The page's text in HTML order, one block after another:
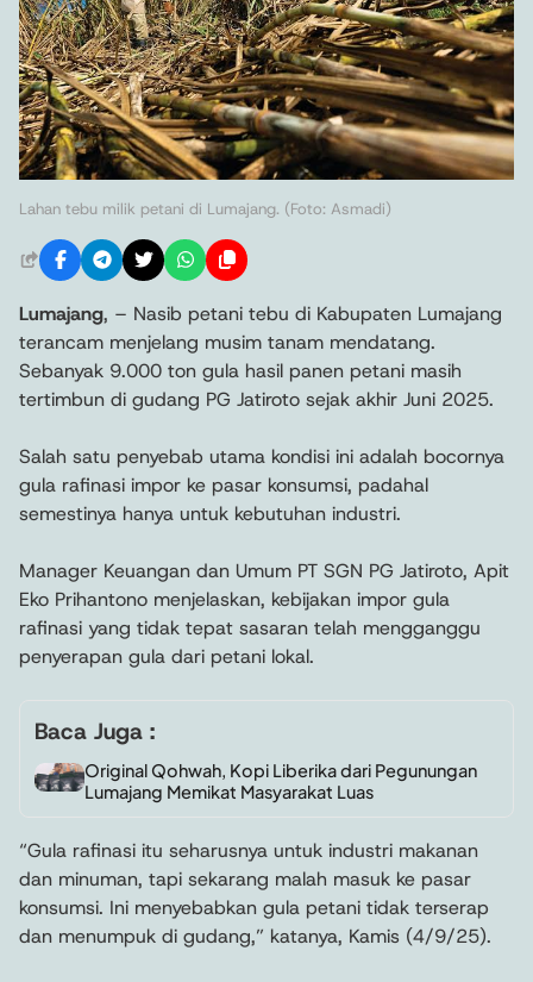
Lahan tebu milik petani di Lumajang. (Foto: Asmadi)
Lumajang, – Nasib petani tebu di Kabupaten Lumajang
terancam menjelang musim tanam mendatang.
Sebanyak 9.000 ton gula hasil panen petani masih
tertimbun di gudang PG Jatiroto sejak akhir Juni 2025.
Salah satu penyebab utama kondisi ini adalah bocornya
gula rafinasi impor ke pasar konsumsi, padahal
semestinya hanya untuk kebutuhan industri.
Manager Keuangan dan Umum PT SGN PG Jatiroto, Apit
Eko Prihantono menjelaskan, kebijakan impor gula
rafinasi yang tidak tepat sasaran telah mengganggu
penyerapan gula dari petani lokal.
Baca Juga :
Original Qohwah, Kopi Liberika dari Pegunungan
Lumajang Memikat Masyarakat Luas
“Gula rafinasi itu seharusnya untuk industri makanan
dan minuman, tapi sekarang malah masuk ke pasar
konsumsi. Ini menyebabkan gula petani tidak terserap
dan menumpuk di gudang,” katanya, Kamis (4/9/25).